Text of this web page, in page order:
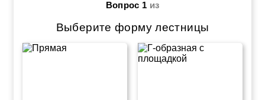
Вопрос 1 из
Выберите форму лестницы